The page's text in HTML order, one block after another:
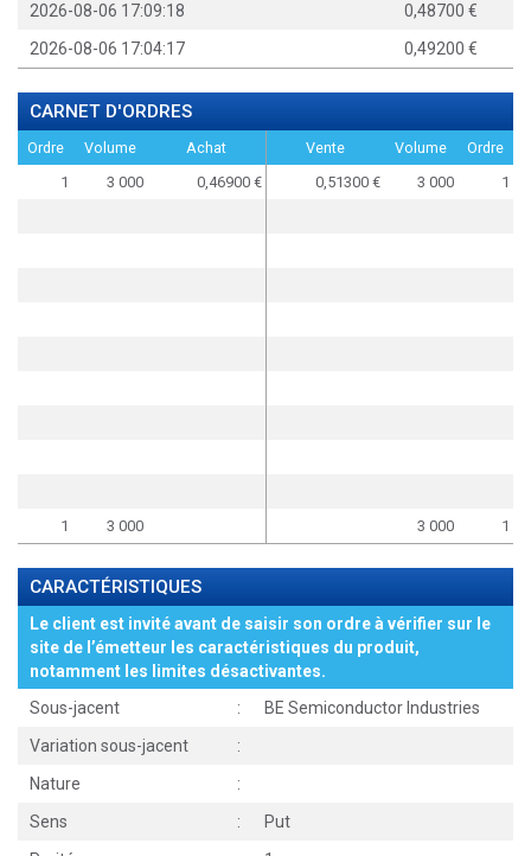
2026-08-06 17:09:18
0,48700
2026-08-06 17:04:17
0,49200
CARNET D'ORDRES
Ordre Volume
Achat
1
3 000 0,46900
1 3 000
Vente Volume
Ordre
0,51300
3 000 1
3 000 1
CARACTÉRISTIQUES
Le client est invité avant de saisir son ordre à vérifier sur le
site de l’émetteur les caractéristiques du produit,
notamment les limites désactivantes.
Sous-jacent
:
BE Semiconductor Industries
Variation sous-jacent
:
Nature
:
Sens
:
Put